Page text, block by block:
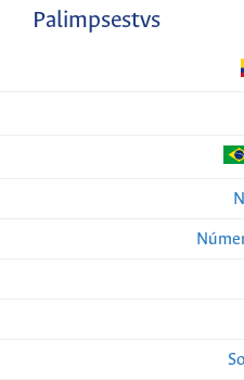
Palimpsestvs